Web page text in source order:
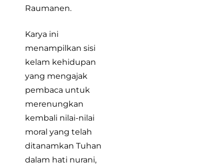
Raumanen.
Karya ini
menampilkan sisi
kelam kehidupan
yang mengajak
pembaca untuk
merenungkan
kembali nilai-nilai
moral yang telah
ditanamkan Tuhan
dalam hati nurani,